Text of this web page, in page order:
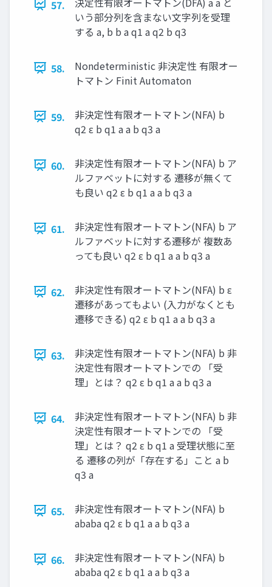
57.
いう部分列を含まない文字列を受理
する a, b b a q1 a q2 b q3
58.
Nondeterministic 非決定性 有限オー
トマトン Finit Automaton
59.
非決定性有限オートマトン(NFA) b
q2 ε b q1 a a b q3 a
60.
非決定性有限オートマトン(NFA) b ア
ルファベットに対する 遷移が無くて
も良い q2 ε b q1 a a b q3 a
61.
非決定性有限オートマトン(NFA) b ア
ルファベットに対する遷移が 複数あ
っても良い q2 ε b q1 a a b q3 a
62.
非決定性有限オートマトン(NFA) b ε
遷移があってもよい (入力がなくとも
遷移できる) q2 ε b q1 a a b q3 a
63.
非決定性有限オートマトン(NFA) b 非
決定性有限オートマトンでの 「受
理」とは？ q2 ε b q1 a a b q3 a
64.
非決定性有限オートマトン(NFA) b 非
決定性有限オートマトンでの 「受
理」とは？ q2 ε b q1 a 受理状態に至
る 遷移の列が「存在する」こと a b
q3 a
65.
非決定性有限オートマトン(NFA) b
ababa q2 ε b q1 a a b q3 a
66.
非決定性有限オートマトン(NFA) b
ababa q2 ε b q1 a a b q3 a